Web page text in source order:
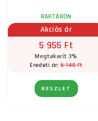
RAKTÁRON
Akciós ár
5 955 Ft
Megtakarít 3%
Eredeti ár:6 140 Ft
RÉSZLET